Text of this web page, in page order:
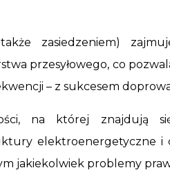
zasiedzeniem)
przesyłowego, co
– z sukcesem
na której znajdują
elektroenergetyczne i
jakiekolwiek problemy